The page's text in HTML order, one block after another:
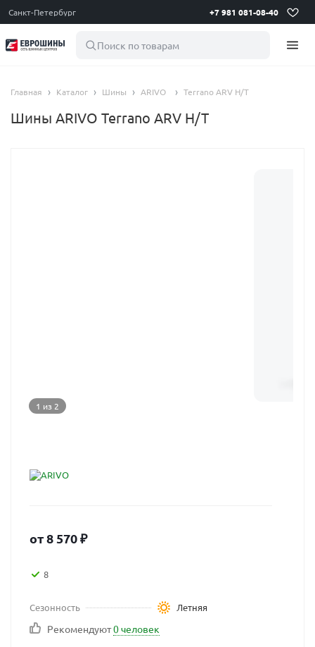
Санкт-Петербург +7 981 081-08-40
Поиск по товарам
Главная Каталог Шины ARIVO Terrano ARV H/T
Шины ARIVO Terrano ARV H/T
1 из 2
от8 570₽
8
Сезонность Летняя
Рекомендуют0 человек